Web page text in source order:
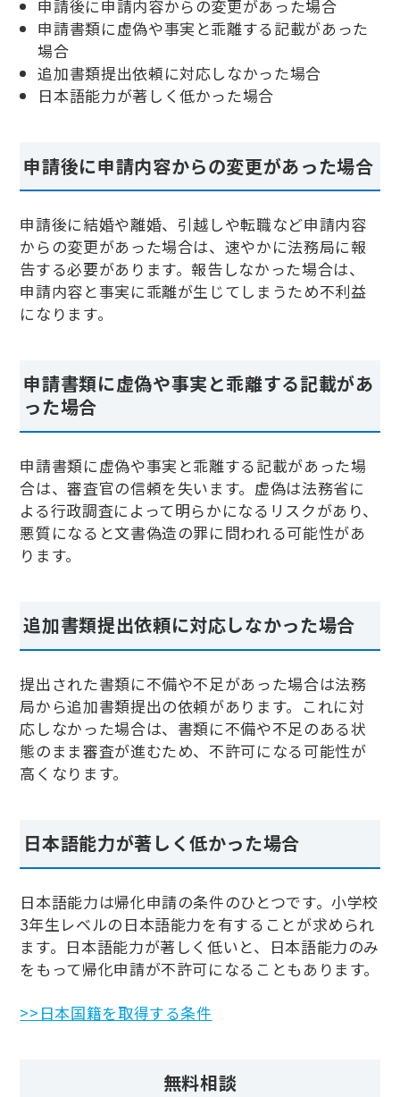
申請後に申請内容からの変更があった場合
申請書類に虚偽や事実と乖離する記載があった
場合
追加書類提出依頼に対応しなかった場合
日本語能力が著しく低かった場合
申請後に申請内容からの変更があった場合
申請後に結婚や離婚、引越しや転職など申請内容
からの変更があった場合は、速やかに法務局に報
告する必要があります。報告しなかった場合は、
申請内容と事実に乖離が生じてしまうため不利益
になります。
申請書類に虚偽や事実と乖離する記載があ
った場合
申請書類に虚偽や事実と乖離する記載があった場
合は、審査官の信頼を失います。虚偽は法務省に
よる行政調査によって明らかになるリスクがあり、
悪質になると文書偽造の罪に問われる可能性があ
ります。
追加書類提出依頼に対応しなかった場合
提出された書類に不備や不足があった場合は法務
局から追加書類提出の依頼があります。これに対
応しなかった場合は、書類に不備や不足のある状
態のまま審査が進むため、不許可になる可能性が
高くなります。
日本語能力が著しく低かった場合
日本語能力は帰化申請の条件のひとつです。小学校
3年生レベルの日本語能力を有することが求められ
ます。日本語能力が著しく低いと、日本語能力のみ
をもって帰化申請が不許可になることもあります。
>>日本国籍を取得する条件
無料相談